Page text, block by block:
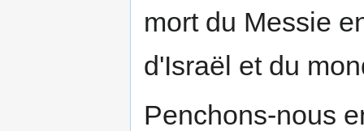
mort du Messie
d'Israël et du
Penchons-nous